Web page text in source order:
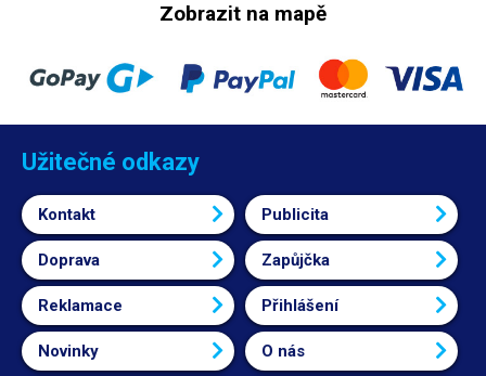
Zobrazit na mapě
Užitečné odkazy
Kontakt Publicita
Doprava Zapůjčka
Reklamace Přihlášení
Novinky O nás